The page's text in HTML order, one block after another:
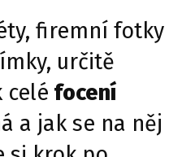
firemní fotky
určitě
celé focení
a jak se na něj